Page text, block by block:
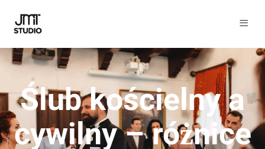
Ślub kościelny a
cywilny – różnice